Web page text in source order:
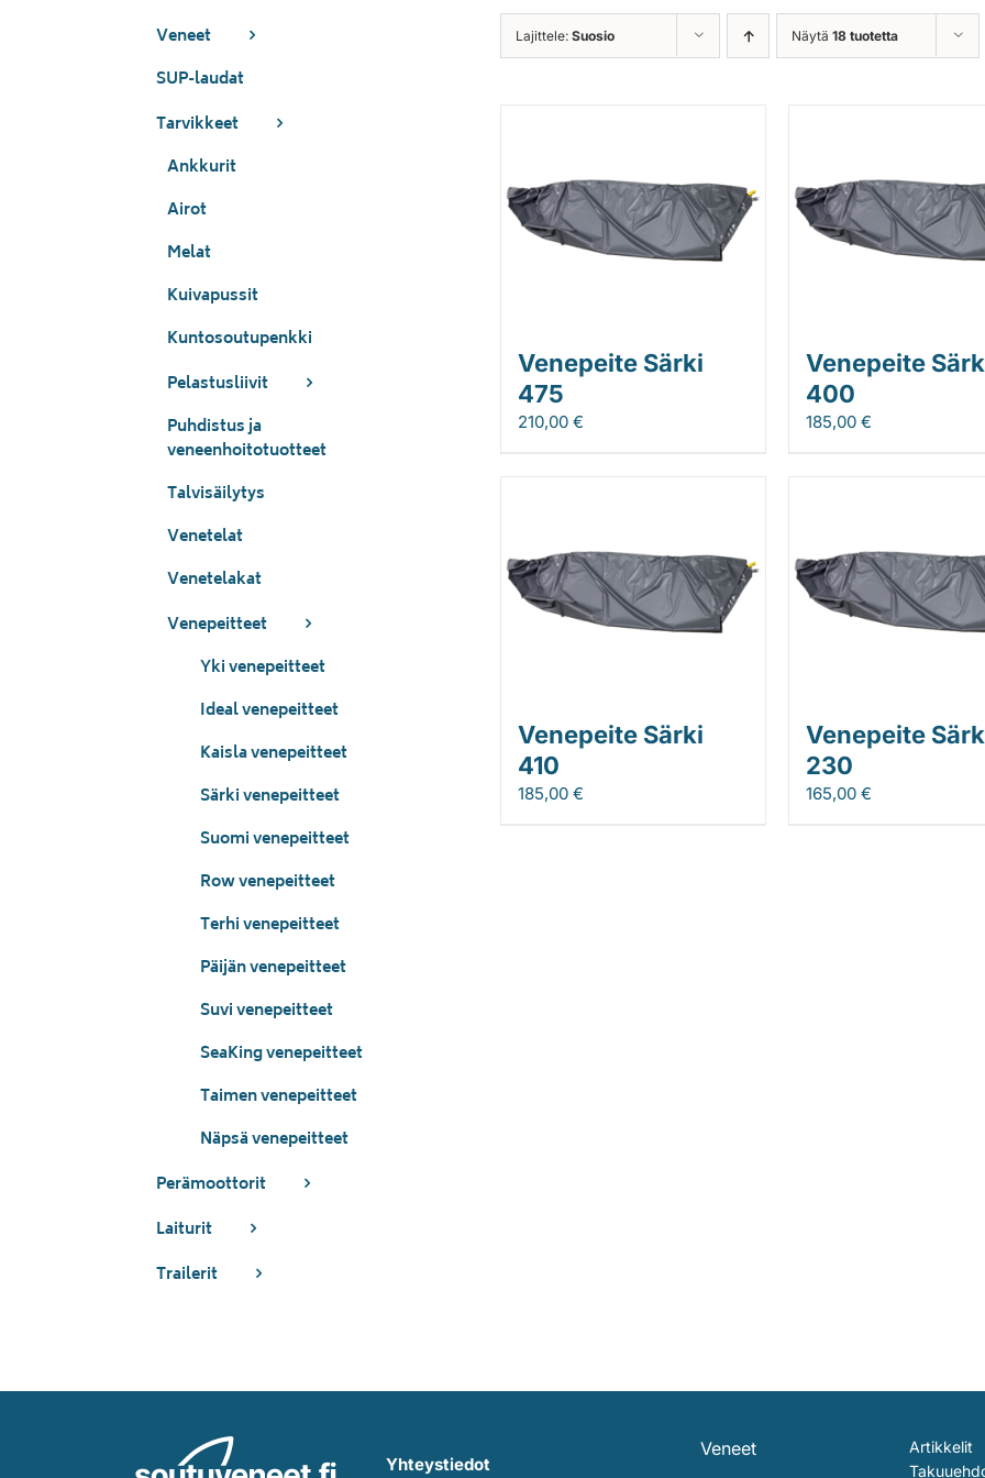
Lajittele: Suosio Näytä 18 tuotetta
Venepeite Särki
475
210,00 €
Venepeite
400
185,00€
Venepeite Särki
410
185,00 €
Venepeite
230
165,00€
Veneet
SUP-laudat
Tarvikkeet
Ankkurit
Airot
Melat
Kuivapussit
Kuntosoutupenkki
Pelastusliivit
Puhdistus ja
veneenhoitotuotteet
Talvisäilytys
Venetelat
Venetelakat
Venepeitteet
Yki venepeitteet
Ideal venepeitteet
Kaisla venepeitteet
Särki venepeitteet
Suomi venepeitteet
Row venepeitteet
Terhi venepeitteet
Päijän venepeitteet
Suvi venepeitteet
SeaKing venepeitteet
Taimen venepeitteet
Näpsä venepeitteet
Perämoottorit
Laiturit
Trailerit
Yhteystiedot
Veneet
Artikkelit